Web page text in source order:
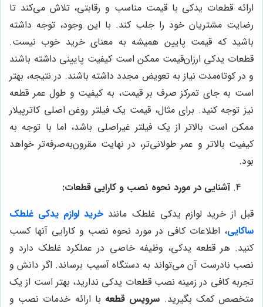
ارائه قطعات یدکی با قیمت مناسب و رقابتی، تلاش می‌کند تا
رضایت مشتریان خود را جلب کند. با این وجود، توجه داشته
باشید که قیمت پایین همیشه به معنای خرید خوب نیست.
قطعات یدکی ارزان‌قیمت ممکن است کیفیت پایینی داشته باشند
و در کوتاه‌مدت نیاز به تعویض مجدد داشته باشند. در نتیجه، بهتر
است به جای تمرکز صرف بر قیمت، به کیفیت و طول عمر قطعه
نیز توجه کنید. برای مثال، قیمت یک فیلتر روغن اصلی کاترپیلار
ممکن است بالاتر از یک فیلتر غیراصلی باشد، اما با توجه به
کیفیت بالاتر و عمر طولانی‌تر، در نهایت مقرون‌به‌صرفه‌تر خواهد
بود.
آشنایی در مورد نحوه نصب و کارایی قطعات:
قبل از خرید لوازم یدکی غلطک مانند خرید لوازم یدکی غلطک
ساکایی، اطلاعات کافی در مورد نحوه نصب و کارایی آنها کسب
کنید. هر قطعه یدکی، وظیفه خاصی در عملکرد غلطک دارد و
نصب نادرست آن می‌تواند به دستگاه آسیب برساند. اگر دانش و
تجربه کافی در زمینه نصب قطعات یدکی ندارید، بهتر است از یک
متخصص کمک بگیرید. سرویس قطعه با ارائه خدمات نصب و